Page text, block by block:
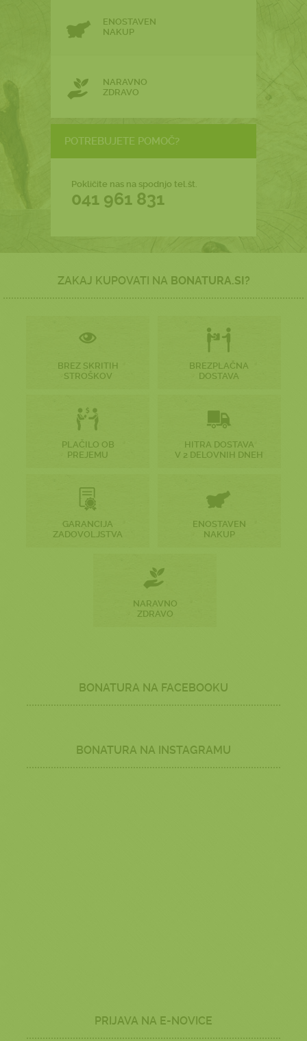
ENOSTAVEN
NAKUP
NARAVNO
ZDRAVO
POTREBUJETE POMOČ?
Pokličite nas na spodnjo tel.št.
041 961 831
ZAKAJ KUPOVATI NA BONATURA.SI?
BREZ SKRITIH
STROŠKOV
BREZPLAČNA
DOSTAVA
PLAČILO OB
PREJEMU
HITRA DOSTAVA
V 2 DELOVNIH DNEH
GARANCIJA
ZADOVOLJSTVA
ENOSTAVEN
NAKUP
NARAVNO
ZDRAVO
BONATURA NA FACEBOOKU
BONATURA NA INSTAGRAMU
PRIJAVA NA E-NOVICE